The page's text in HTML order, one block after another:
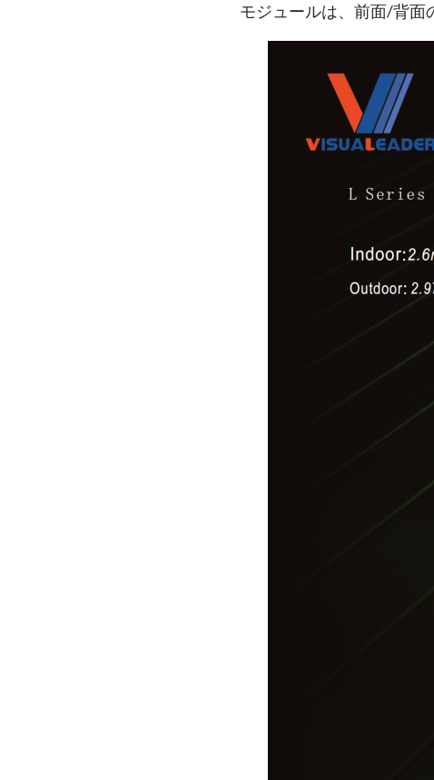
モジュールは、前面/背面